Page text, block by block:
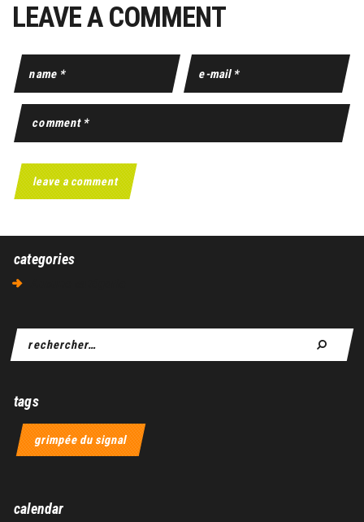
LEAVE A COMMENT
categories
tags
grimpée du signal
calendar